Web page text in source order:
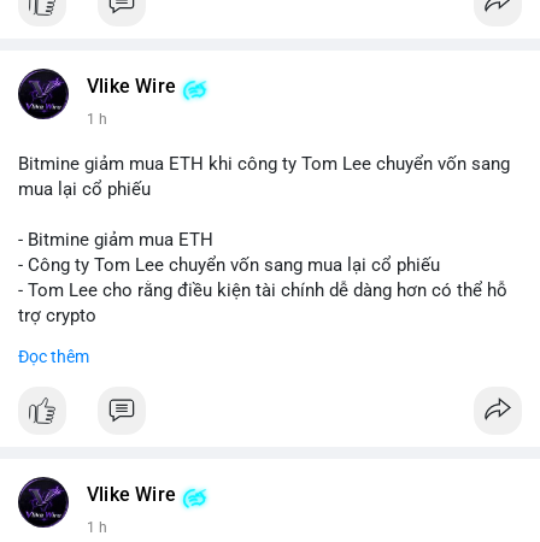
Vlike Wire
1 h
Bitmine giảm mua ETH khi công ty Tom Lee chuyển vốn sang
mua lại cổ phiếu
- Bitmine giảm mua ETH
- Công ty Tom Lee chuyển vốn sang mua lại cổ phiếu
- Tom Lee cho rằng điều kiện tài chính dễ dàng hơn có thể hỗ
trợ crypto
nghỉ tháng 8
#binancesquare
#vlikevn #titanbot
Đọc thêm
Vlike Wire
1 h